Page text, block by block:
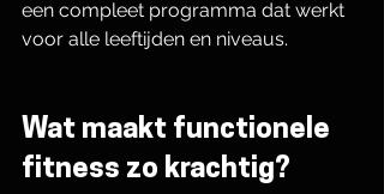
een compleet programma dat werkt
voor alle leeftijden en niveaus.
Wat maakt functionele
fitness zo krachtig?